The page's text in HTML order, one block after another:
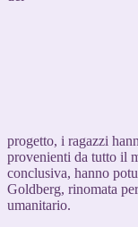
progetto, i ragazzi
provenienti da tutto il
conclusiva, hanno
Goldberg, rinomata
umanitario.